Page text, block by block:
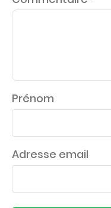
Prénom
Adresse email